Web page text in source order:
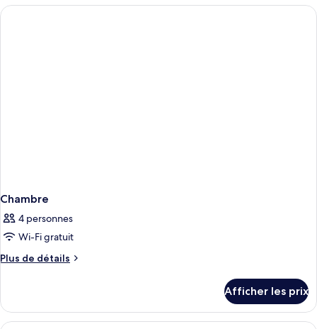
la
Prestige,
vue
Chambre
4 personnes
Wi-Fi gratuit
Plus de détails
Plus
Chambre
Afficher les prix